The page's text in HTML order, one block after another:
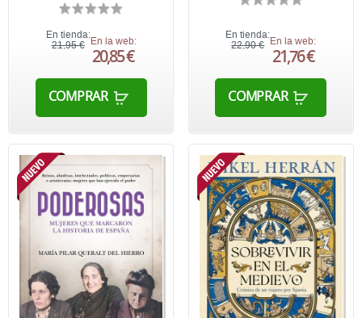
En tienda:
21,95 € En la web:
20,85 €
COMPRAR
En tienda:
22,90 €
En la web:
21,76 €
COMPRAR